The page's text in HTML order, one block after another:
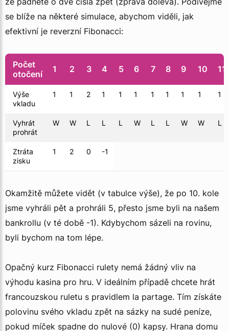
se blíže na některé simulace, abychom viděli, jak
efektivní je reverzní Fibonacci:
Počet
otočení
1 2 3 4 5 6 7 8 9 10 11
Výše
vkladu
1 1 2 1 1 1 1 1 1 1 1
Vyhrát
prohrát
W W L L L W L L W W L
Ztráta
zisku
1 2 0 -1
Okamžitě můžete vidět (v tabulce výše), že po 10. kole
jsme vyhráli pět a prohráli 5, přesto jsme byli na našem
bankrollu (v té době -1). Kdybychom sázeli na rovinu,
byli bychom na tom lépe.
Opačný kurz Fibonacci rulety nemá žádný vliv na
výhodu kasina pro hru. V ideálním případě chcete hrát
francouzskou ruletu s pravidlem la partage. Tím získáte
polovinu svého vkladu zpět na sázky na sudé peníze,
pokud míček spadne do nulové (0) kapsy. Hrana domu